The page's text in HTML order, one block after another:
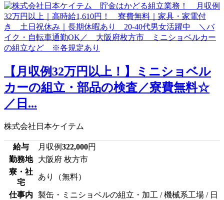
【月収例32万円以上！】ミニショベル
カーの組立・部品の検査／寮費無料☆
／日...
株式会社日本ケイテム
給与 月収例322,000円
勤務地
大阪府 枚方市
寮・社
宅
あり（無料）
仕事内 製缶・ミニショベルの組立・加工 / 機械系工場 / 日